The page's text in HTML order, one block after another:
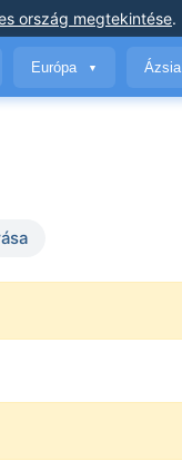
ország megtekintése.
Európa ▼ Ázsia